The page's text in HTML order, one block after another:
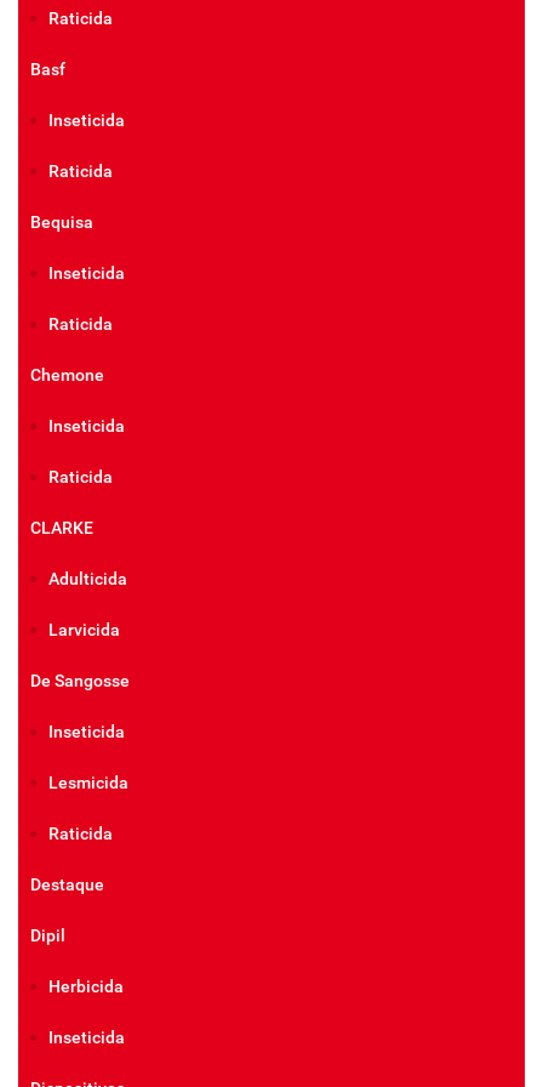
Raticida
Basf
Inseticida
Raticida
Bequisa
Inseticida
Raticida
Chemone
Inseticida
Raticida
CLARKE
Adulticida
Larvicida
De Sangosse
Inseticida
Lesmicida
Raticida
Destaque
Dipil
Herbicida
Inseticida